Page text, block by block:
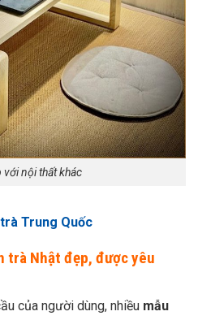
với nội thất khác
Trung Quốc
trà Nhật đẹp, được yêu
của người dùng, nhiều mẫu